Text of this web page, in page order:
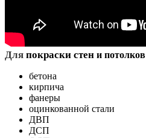
Для покраски стен и потолков
бетона
кирпича
фанеры
оцинкованной стали
ДВП
ДСП